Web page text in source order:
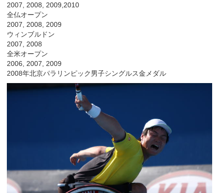
2007, 2008, 2009,2010
全仏オープン
2007, 2008, 2009
ウィンブルドン
2007, 2008
全米オープン
2006, 2007, 2009
2008年北京パラリンピック男子シングルス金メダル